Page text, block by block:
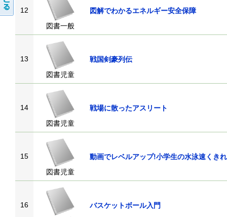
12
図書一般
図解でわかるエネルギー安全保障
13
図書児童
戦国剣豪列伝
14
図書児童
戦場に散ったアスリート
15
図書児童
動画でレベルアップ!小学生の水泳速くき
16
バスケットボール入門